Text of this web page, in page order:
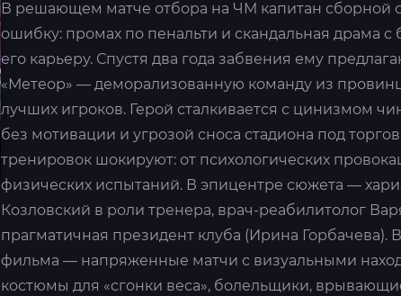
В решающем матче отбора на ЧМ капитан сборной
ошибку: промах по пенальти и скандальная драма
его карьеру. Спустя два года забвения ему
«Метеор» — деморализованную команду из
лучших игроков. Герой сталкивается с цинизмом
без мотивации и угрозой сноса стадиона под
тренировок шокируют: от психологических
физических испытаний. В эпицентре сюжета —
Козловский в роли тренера, врач-реабилитолог
прагматичная президент клуба (Ирина Горбачева).
фильма — напряженные матчи с визуальными
костюмы для «сгонки веса», болельщики,